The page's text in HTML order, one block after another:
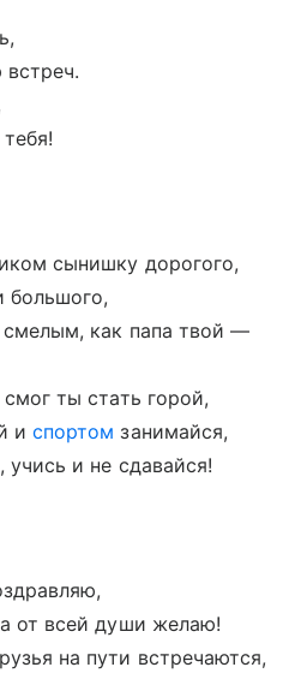
сынишку дорогого,
большого,
как папа твой —
ты стать горой,
испортом занимайся,
и не сдавайся!
от всей души желаю!
на пути встречаются,